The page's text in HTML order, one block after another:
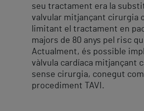
seu tractament era la
valvular mitjançant cirurgia
limitant el tractament en
majors de 80 anys pel risc
Actualment, és possible
vàlvula cardíaca mitjançant
sense cirurgia, conegut
procediment TAVI.